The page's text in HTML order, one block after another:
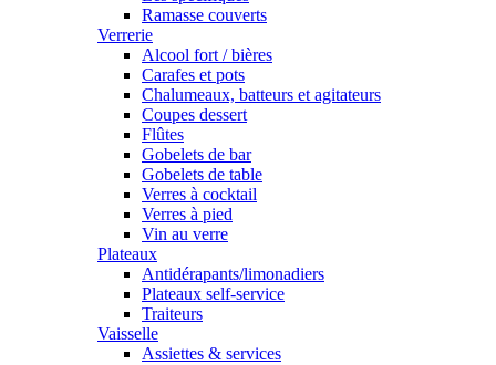
Ramasse couverts
Verrerie
Alcool fort / bières
Carafes et pots
Chalumeaux, batteurs et agitateurs
Coupes dessert
Flûtes
Gobelets de bar
Gobelets de table
Verres à cocktail
Verres à pied
Vin au verre
Plateaux
Antidérapants/limonadiers
Plateaux self-service
Traiteurs
Vaisselle
Assiettes & services